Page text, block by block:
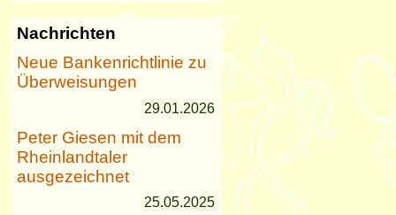
Nachrichten
Neue Bankenrichtlinie zu
Überweisungen
29.01.2026
Peter Giesen mit dem
Rheinlandtaler
ausgezeichnet
25.05.2025